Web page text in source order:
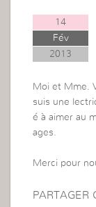
14
Fév
2013
Moi et Mme.
suis une
é à aimer au
ages.
Merci pour
PARTAGER